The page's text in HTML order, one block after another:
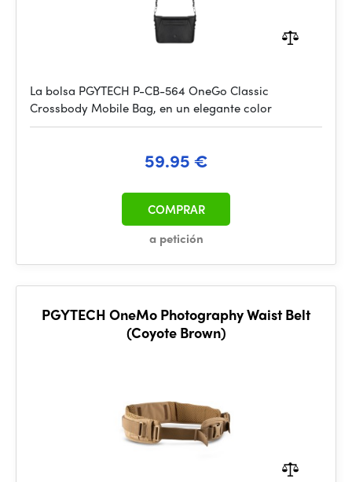
La bolsa PGYTECH P-CB-564 OneGo Classic
Crossbody Mobile Bag, en un elegante color
59.95 €
a petición
COMPRAR
PGYTECH OneMo Photography Waist Belt
(Coyote Brown)